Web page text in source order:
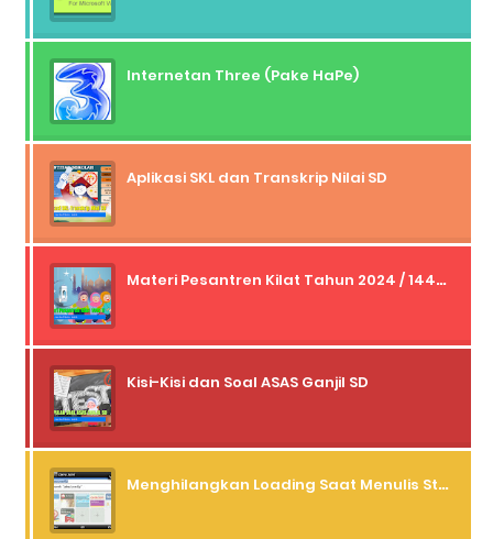
Internetan Three (Pake HaPe)
Aplikasi SKL dan Transkrip Nilai SD
Materi Pesantren Kilat Tahun 2024 / 1445 H
Kisi-Kisi dan Soal ASAS Ganjil SD
Menghilangkan Loading Saat Menulis Status dan Komentar Facebook Lewat Operamini